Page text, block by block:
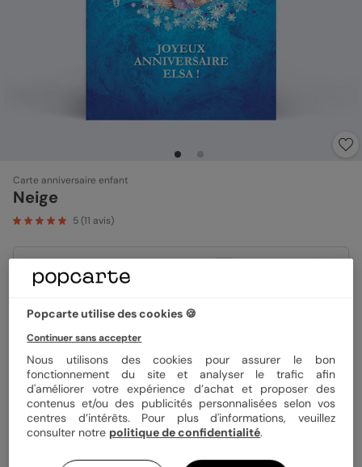
Carte anniversaire enfant
Neige
5(11 avis)
Format
Papier
Quantité 1 carte
Popcarte utilise des cookies 🍪
Continuer sans accepter
Nous utilisons des cookies pour assurer le bon
fonctionnement du site et analyser le trafic afin
d'améliorer votre expérience d’achat et proposer des
contenus et/ou des publicités personnalisées selon vos
centres d’intérêts. Pour plus d'informations, veuillez
consulter notre politique de confidentialité.